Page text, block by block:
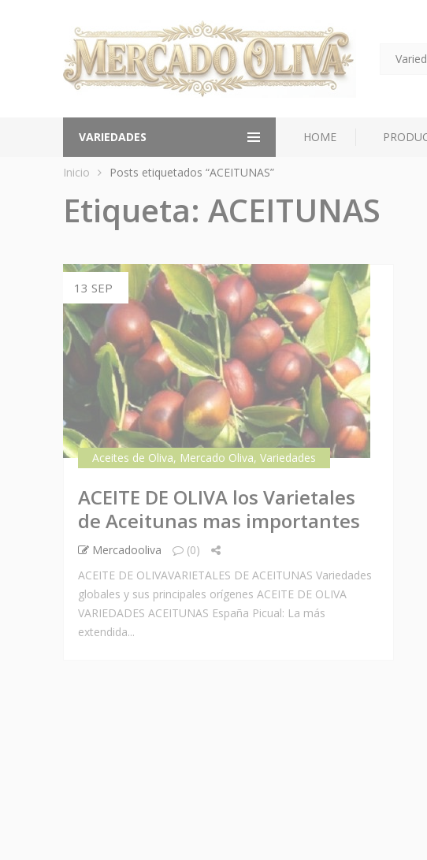
VARIEDADES HOME
Inicio Posts etiquetados “ACEITUNAS”
Etiqueta: ACEITUNAS
13 SEP
Aceites de Oliva, Mercado Oliva, Variedades
ACEITE DE OLIVA los Varietales
de Aceitunas mas importantes
Mercadooliva
(0)
ACEITE DE OLIVAVARIETALES DE ACEITUNAS Variedades
globales y sus principales orígenes ACEITE DE OLIVA
VARIEDADES ACEITUNAS España Picual: La más
extendida...